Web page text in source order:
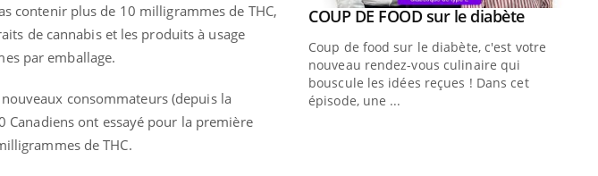
contenir plus de 10 milligrammes de THC,
de cannabis et les produits à usage
par emballage.
consommateurs (depuis la
ont essayé pour la première
de THC.
Youtube
Un « jumeau numérique » pour
faciliter l’accès à la médecine
préventive Youtube
mutualiste innove en matière de bilan de
santé : l'utilisation d'un « jumeau
numérique » permet ...
Youtube
COUP DE FOOD sur le diabèteYoutube
Coup de food sur le diabète, c'est votre
nouveau rendez-vous culinaire qui
bouscule les idées reçues ! Dans cet
épisode, une ...